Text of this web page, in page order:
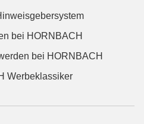
bei HORNBACH
bei HORNBACH
Werbeklassiker